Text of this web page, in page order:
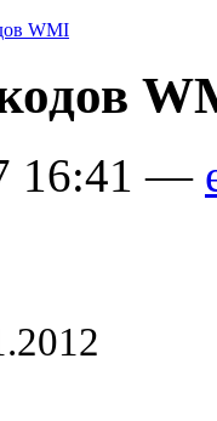
WMI
16:41 —